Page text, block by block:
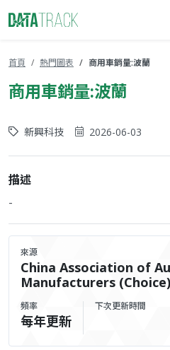
首頁 熱門圖表 商用車銷量:波蘭
商用車銷量:波蘭
新興科技 2026-06-03
描述
-
來源
China Association of
Manufacturers (Choice)
頻率
每年更新
下次更新時間